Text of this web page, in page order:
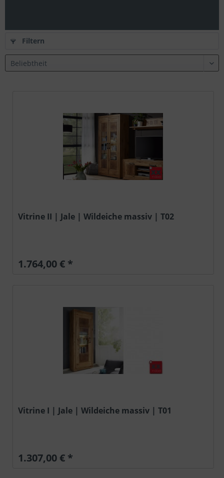
Filtern
Vitrine II | Jale | Wildeiche massiv | T02
1.764,00 € *
Vitrine I | Jale | Wildeiche massiv | T01
1.307,00 € *